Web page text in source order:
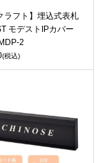
ラフト】埋込式表札
モデストIPカバー
2
(税込)